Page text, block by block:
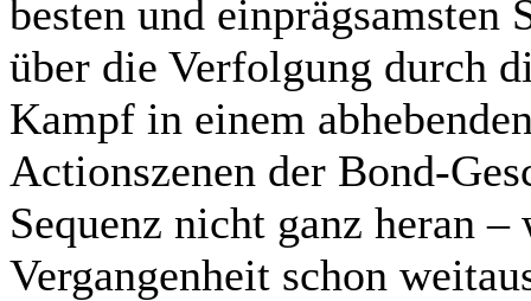
besten und
über die Verfolgung durch
Kampf in einem
Actionszenen der Bond-
Sequenz nicht ganz heran
Vergangenheit schon